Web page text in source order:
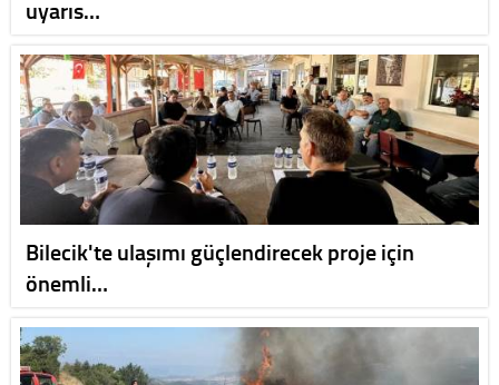
uyarıs…
Bilecik'te ulaşımı güçlendirecek proje için
önemli…